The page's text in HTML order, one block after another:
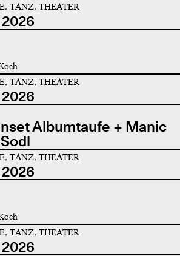
TANZ, THEATER
2026
TANZ, THEATER
2026
Albumtaufe + Manic
TANZ, THEATER
2026
TANZ, THEATER
2026